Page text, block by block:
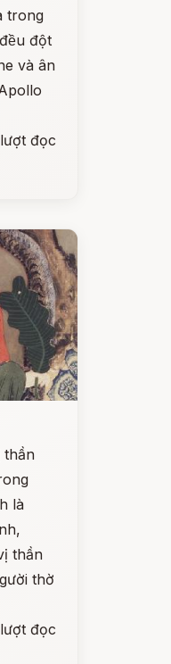
trong
đột
và ân
đọc
thần
là
thần
thờ
đọc